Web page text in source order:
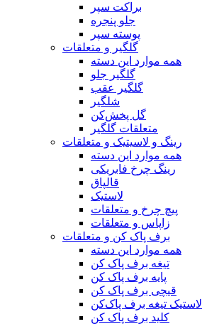
براکت سپر
جلو پنجره
پوسته سپر
گلگیر و متعلقات
همه موارد این دسته
گلگیر جلو
گلگیر عقب
شلگیر
گل پخش‌کن
متعلقات گلگیر
رینگ و لاسیتیک و متعلقات
همه موارد این دسته
رینگ چرخ فابریکی
قالپاق
لاستیک
پیچ چرخ و متعلقات
زاپاس و متعلقات
برف پاک کن و متعلقات
همه موارد این دسته
تیغه برف پاک کن
پایه برف پاک کن
قیچی برف پاک کن
لاستیک تیغه برف پاک‌کن
کلید برف پاک کن